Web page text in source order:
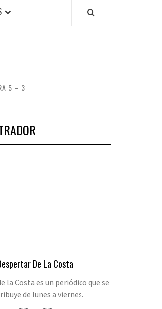
5 – 3
De La Costa
la Costa es un periódico que se
de lunes a viernes.